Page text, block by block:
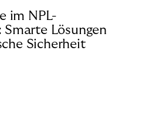
im NPL-
Smarte Lösungen
Sicherheit